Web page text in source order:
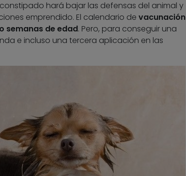
hará bajar las defensas del animal y
emprendido. El calendario de vacunación
semanas de edad. Pero, para conseguir una
e incluso una tercera aplicación en las